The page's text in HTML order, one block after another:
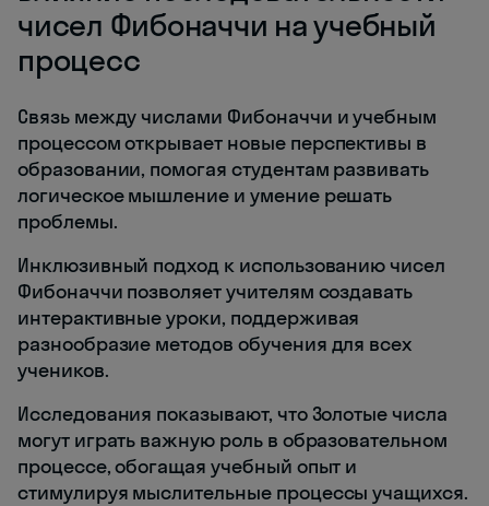
чисел Фибоначчи на учебный
процесс
Связь между числами Фибоначчи и учебным
процессом открывает новые перспективы в
образовании, помогая студентам развивать
логическое мышление и умение решать
проблемы.
Инклюзивный подход к использованию чисел
Фибоначчи позволяет учителям создавать
интерактивные уроки, поддерживая
разнообразие методов обучения для всех
учеников.
Исследования показывают, что Золотые числа
могут играть важную роль в образовательном
процессе, обогащая учебный опыт и
стимулируя мыслительные процессы учащихся.